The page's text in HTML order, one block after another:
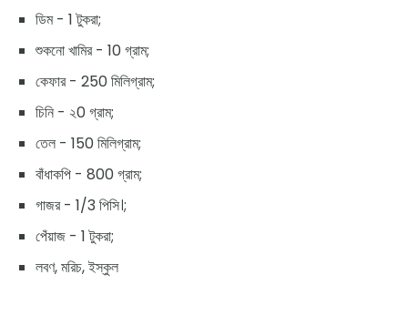
ডিম - 1 টুকরা;
শুকনো খামির - 10 গ্রাম;
কেফার - 250 মিলিগ্রাম;
চিনি - ২0 গ্রাম;
তেল - 150 মিলিগ্রাম;
বাঁধাকপি - 800 গ্রাম;
গাজর - 1/3 পিসি।;
পেঁয়াজ - 1 টুকরা;
লবণ, মরিচ, ইস্কুল